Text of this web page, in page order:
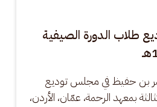
طلاب الدورة الصيفية
بن حفيظ في مجلس توديع
بمعهد الرحمة، عمّان، الأردن،